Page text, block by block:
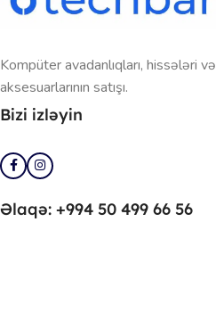
Kompüter avadanlıqları, hissələri və
aksesuarlarının satışı.
Bizi izləyin
Əlaqə: +994 50 499 66 56